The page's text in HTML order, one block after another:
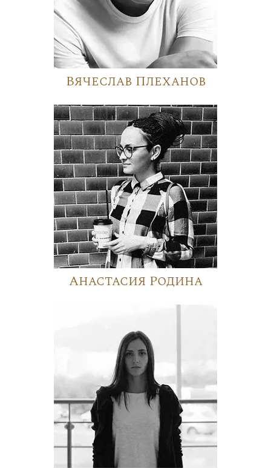
Вячеслав Плеханов
Анастасия Родина